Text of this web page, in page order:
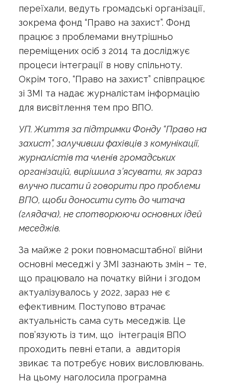
переїхали, ведуть громадські організації,
зокрема фонд “Право на захист”. Фонд
працює з проблемами внутрішньо
переміщених осіб з 2014 та досліджує
процеси інтеграції в нову спільноту.
Окрім того, “Право на захист” співпрацює
зі ЗМІ та надає журналістам інформацію
для висвітлення тем про ВПО.
УП. Життя за підтримки Фонду “Право на
захист”, залучивши фахівців з комунікації,
журналістів та членів громадських
організацій, вирішила з’ясувати, як зараз
влучно писати й говорити про проблеми
ВПО, щоби доносити суть до читача
(глядача), не спотворюючи основних ідей
меседжів.
За майже 2 роки повномасштабної війни
основні меседжі у ЗМІ зазнають змін – те,
що працювало на початку війни і згодом
актуалізувалось у 2022, зараз не є
ефективним. Поступово втрачає
актуальність сама суть меседжів. Це
пов’язують із тим, що інтеграція ВПО
проходить певні етапи, а авдиторія
звикає та потребує нових висловлювань.
На цьому наголосила програмна